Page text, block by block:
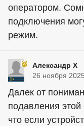
оператором.
подключения
режим.
Александр Х
26 ноября
Далек от
подавления этой
что если